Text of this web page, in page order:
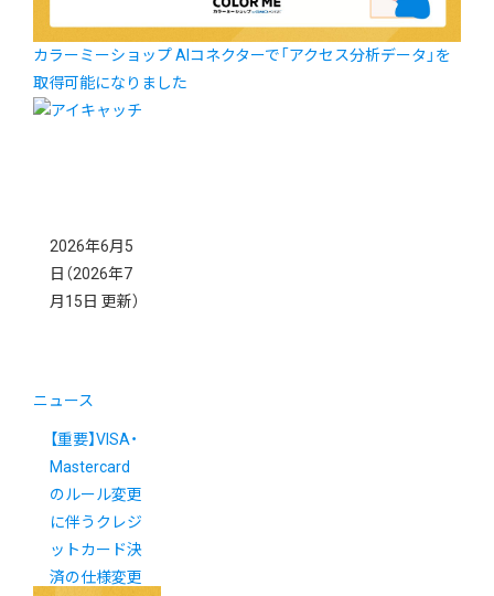
カラーミーショップ AIコネクターで「アクセス分析データ」を
取得可能になりました
2026年6月5
日 （2026年7
月15日 更新）
ニュース
【重要】VISA・
Mastercard
のルール変更
に伴うクレジ
ットカード決
済の仕様変更